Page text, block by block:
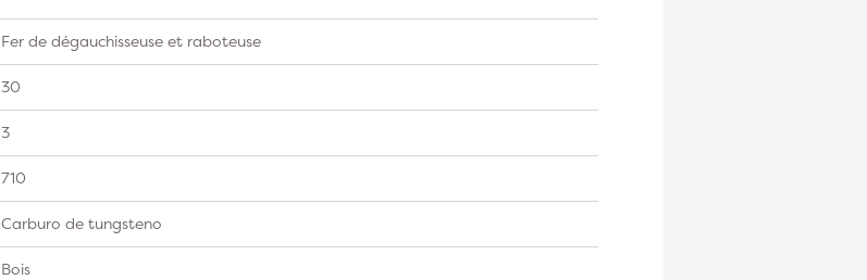
Fer de dégauchisseuse et raboteuse
30
3
710
Carburo de tungsteno
Bois